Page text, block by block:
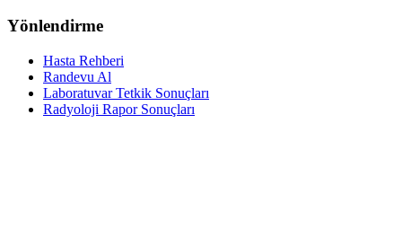
Yönlendirme
Hasta Rehberi
Randevu Al
Laboratuvar Tetkik Sonuçları
Radyoloji Rapor Sonuçları